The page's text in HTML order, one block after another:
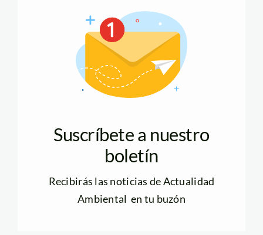
Suscríbete a nuestro
boletín
Recibirás las noticias de Actualidad
Ambiental en tu buzón